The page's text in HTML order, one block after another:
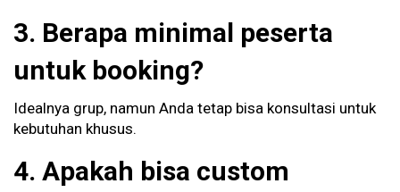
3. Berapa minimal peserta
untuk booking?
Idealnya grup, namun Anda tetap bisa konsultasi untuk
kebutuhan khusus.
4. Apakah bisa custom